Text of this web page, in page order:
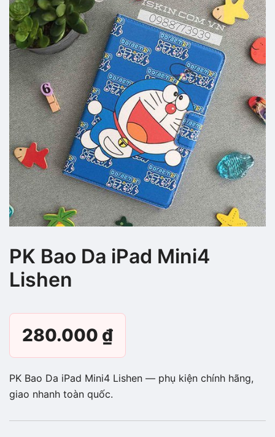
PK Bao Da iPad Mini4
Lishen
280.000 ₫
PK Bao Da iPad Mini4 Lishen — phụ kiện chính hãng,
giao nhanh toàn quốc.